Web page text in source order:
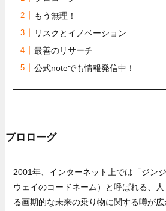
もう無理！
リスクとイノベーション
最善のリサーチ
公式noteでも情報発信中！
プロローグ
2001年、インターネット上では「ジン
ウェイのコードネーム）と呼ばれる、
る画期的な未来の乗り物に関する噂が